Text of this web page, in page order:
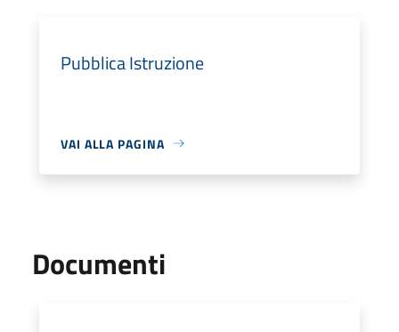
Pubblica Istruzione
VAI ALLA PAGINA
Documenti